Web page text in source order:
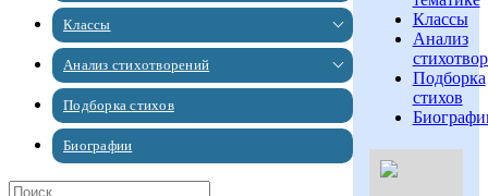
Классы
Анализ стихотворений
Подборка стихов
Биографии
Классы
Анализ
Подборка
стихов